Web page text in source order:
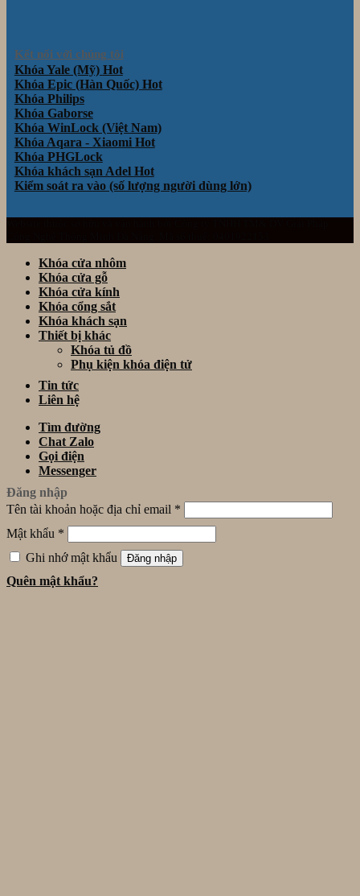
Kết nối với chúng tôi
Khóa Yale (Mỹ)
Khóa Epic (Hàn Quốc)
Khóa Philips
Khóa Gaborse
Khóa WinLock (Việt Nam)
Khóa Aqara - Xiaomi
Khóa PHGLock
Khóa khách sạn Adel
Kiểm soát ra vào (số lượng người dùng lớn)
Khóa cửa nhôm
Khóa cửa gỗ
Khóa cửa kính
Khóa cổng sắt
Khóa khách sạn
Thiết bị khác
Khóa tủ đồ
Phụ kiện khóa điện tử
Tin tức
Liên hệ
Tìm đường
Chat Zalo
Gọi điện
Messenger
Đăng nhập
Tên tài khoản hoặc địa chỉ email *
Mật khẩu *
Ghi nhớ mật khẩu
Đăng nhập
Quên mật khẩu?